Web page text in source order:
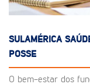
SULAMÉRICA
POSSE
O bem-estar dos